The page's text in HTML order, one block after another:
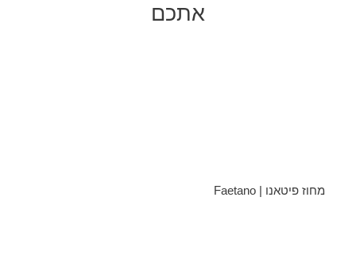
אתכם
מחוז פיטאנו | Faetano